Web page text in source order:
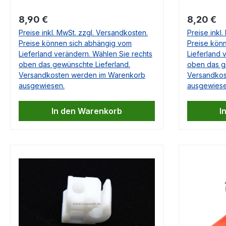
CaymanPorsche 911Porsche
912Porsche 964Porsche
991Porsche 992Porsche
993Porsche 996Porsche
997Porsche 914Porsche 918
SpyderPorsche 924Porsche
959Porsche 968Porsche
BoxsterPorsche Carrera
dazu haben, beantworten wir
Ihnen diese sehr gerne.
Regulärer Preis:
8,90 €
Preise inkl. MwSt. zzgl. Versandkosten.
Preise können sich abhängig vom
Lieferland verändern. Wählen Sie rechts
oben das gewünschte Lieferland.
Versandkosten werden im Warenkorb
ausgewiesen.
In den Warenkorb
(Bügel)
für
FPorsche
718
Regulärer
8,20 €
Preise inkl.
Preise
Lieferland
oben das